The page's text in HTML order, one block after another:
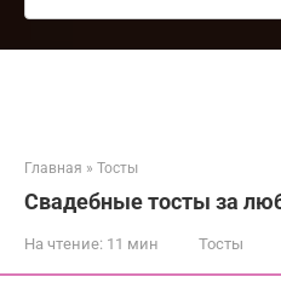
Главная » Тосты
Свадебные тосты за
На чтение: 11 мин Тосты